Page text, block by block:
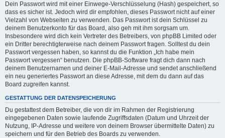
Dein Passwort wird mit einer Einwege-Verschlüsselung (Hash) gespeichert, so
dass es sicher ist. Jedoch wird dir empfohlen, dieses Passwort nicht auf einer
Vielzahl von Webseiten zu verwenden. Das Passwort ist dein Schlüssel zu
deinem Benutzerkonto für das Board, also geh mit ihm sorgsam um.
Insbesondere wird dich kein Vertreter des Betreibers, von phpBB Limited oder
ein Dritter berechtigterweise nach deinem Passwort fragen. Solltest du dein
Passwort vergessen haben, so kannst du die Funktion „Ich habe mein
Passwort vergessen“ benutzen. Die phpBB-Software fragt dich dann nach
deinem Benutzernamen und deiner E-Mail-Adresse und sendet anschließend
ein neu generiertes Passwort an diese Adresse, mit dem du dann auf das
Board zugreifen kannst.
GESTATTUNG DER DATENSPEICHERUNG
Du gestattest dem Betreiber, die von dir im Rahmen der Registrierung
eingegebenen Daten sowie laufende Zugriffsdaten (Datum und Uhrzeit der
Nutzung, IP-Adresse und weitere von deinem Browser übermittelte Daten) zu
speichern und für den Betrieb des Boards zu verwenden.